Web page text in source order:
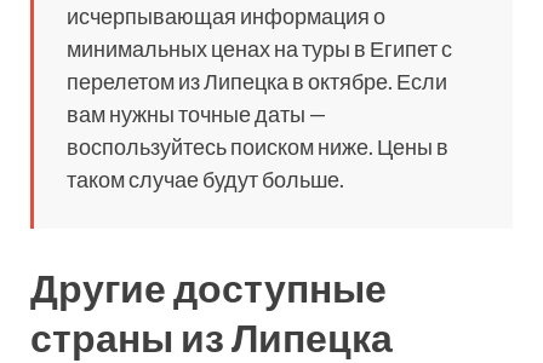
исчерпывающая информация о
минимальных ценах на туры в Египет с
перелетом из Липецка в октябре. Если
вам нужны точные даты —
воспользуйтесь поиском ниже. Цены в
таком случае будут больше.
Другие доступные
страны из Липецка